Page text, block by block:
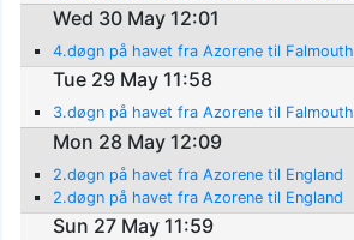
Wed 30 May 12:01
4.døgn på havet fra Azorene til Falmouth
Tue 29 May 11:58
3.døgn på havet fra Azorene til Falmouth
Mon 28 May 12:09
2.døgn på havet fra Azorene til England
2.døgn på havet fra Azorene til England
Sun 27 May 11:59